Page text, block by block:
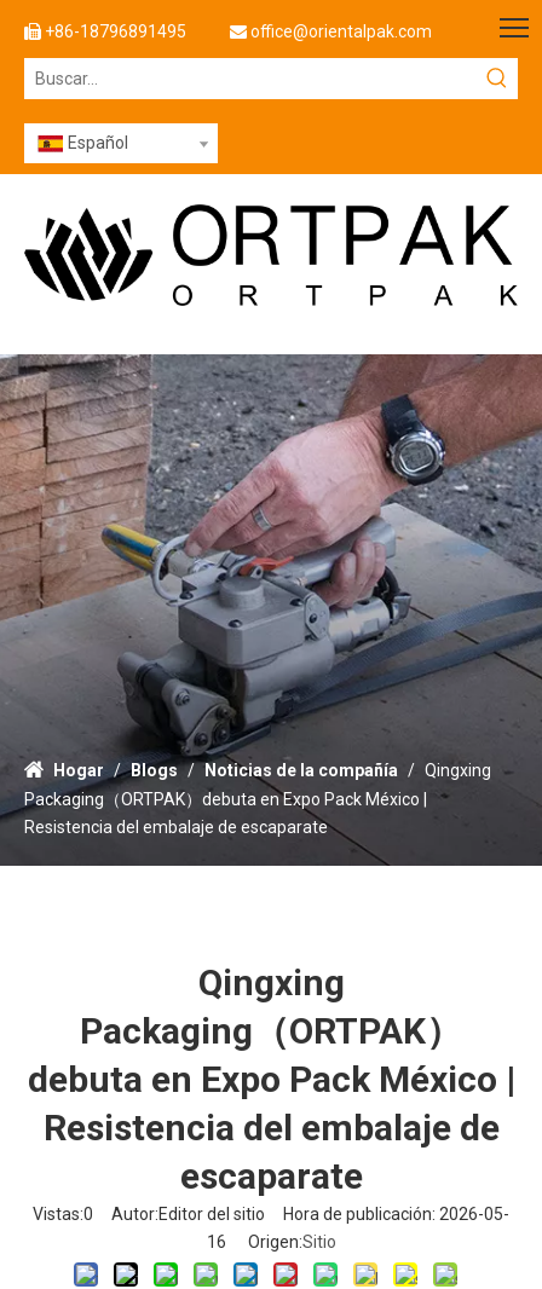
 +86-18796891495  office@orientalpak.com
Español
Hogar / Blogs / Noticias de la compañía / Qingxing
Packaging（ORTPAK）debuta en Expo Pack México |
Resistencia del embalaje de escaparate
Qingxing
Packaging（ORTPAK）
debuta en Expo Pack México |
Resistencia del embalaje de
escaparate
Vistas:0 Autor:Editor del sitio Hora de publicación: 2026-05-
16 Origen:Sitio